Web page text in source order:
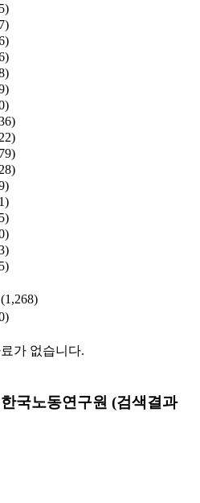
(1,268)
가 없습니다.
국노동연구원 (검색결과